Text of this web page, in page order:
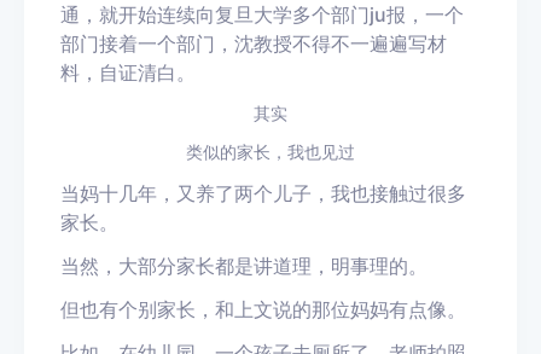
通，就开始连续向复旦大学多个部门ju报，一个
部门接着一个部门，沈教授不得不一遍遍写材
料，自证清白。
其实
类似的家长，我也见过
当妈十几年，又养了两个儿子，我也接触过很多
家长。
当然，大部分家长都是讲道理，明事理的。
但也有个别家长，和上文说的那位妈妈有点像。